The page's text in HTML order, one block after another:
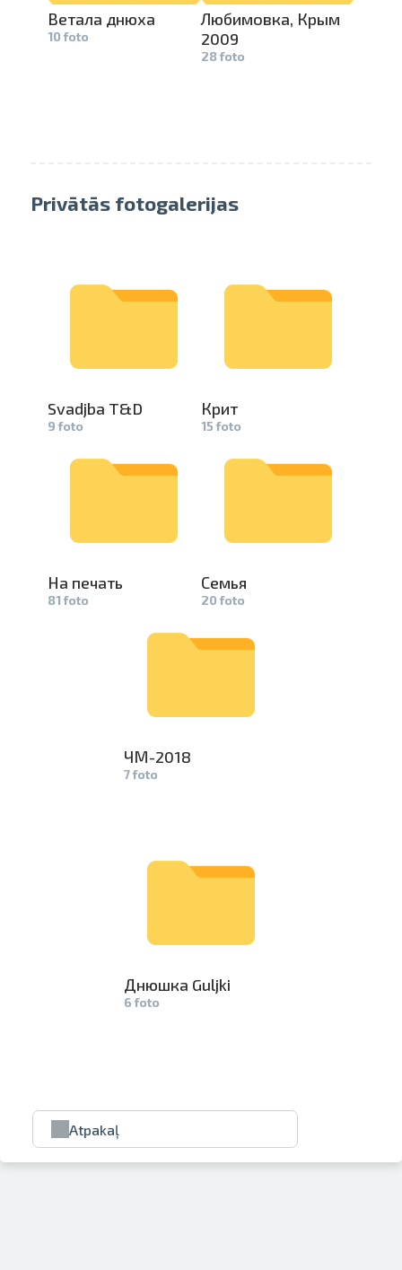
Ветала днюха
10 foto
Любимовка,­ Крым
2009
28 foto
Privātās fotogalerijas
Svadjba T&D
9 foto
Крит
15 foto
На печать
81 foto
Семья
20 foto
ЧМ-2018
7 foto
Днюшка Guljki
6 foto
Atpakaļ